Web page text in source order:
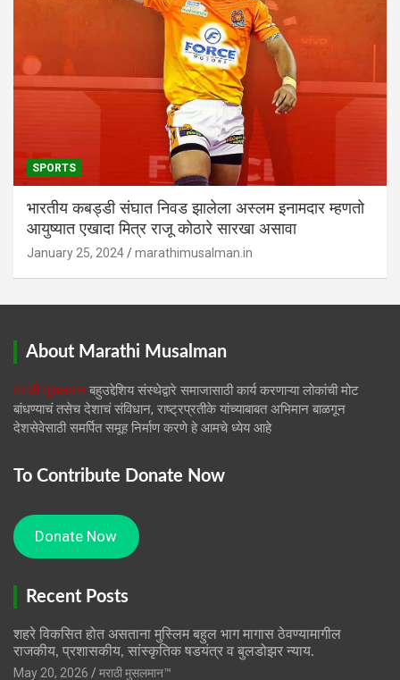
SPORTS
भारतीय कबड्डी संघात निवड झालेला अस्लम इनामदार म्हणतो
आयुष्यात एखादा मित्र राजू कोठारे सारखा असावा
January 25, 2024 marathimusalman.in
About Marathi Musalman
मराठी मुसलमान बहुउद्देशिय संस्थेद्वारे समाजासाठी कार्य करणाऱ्या लोकांची मोट
बांधण्याचं तसेच देशाचं संविधान, राष्ट्रप्रतीके यांच्याबाबत अभिमान बाळगून
देशसेवेसाठी समर्पित समूह निर्माण करणे हे आमचे ध्येय आहे
To Contribute Donate Now
Donate Now
Recent Posts
शहरे विकसित होत असताना मुस्लिम बहुल भाग मागास ठेवण्यामागील
राजकीय, प्रशासकीय, सांस्कृतिक षडयंत्र व बुलडोझर न्याय.
May 20, 2026
मराठी मुसलमान™️